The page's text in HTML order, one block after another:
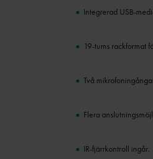
Integrerad USB-
19-tums rackformat
Två
Flera
IR-fjärrkontroll ingår.